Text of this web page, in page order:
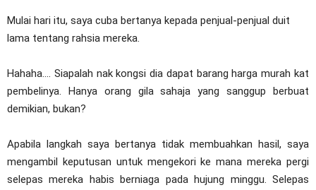
Mulai hari itu, saya cuba bertanya kepada penjual-penjual duit
lama tentang rahsia mereka.
Hahaha.... Siapalah nak kongsi dia dapat barang harga murah kat
pembelinya. Hanya orang gila sahaja yang sanggup berbuat
demikian, bukan?
Apabila langkah saya bertanya tidak membuahkan hasil, saya
mengambil keputusan untuk mengekori ke mana mereka pergi
selepas mereka habis berniaga pada hujung minggu. Selepas